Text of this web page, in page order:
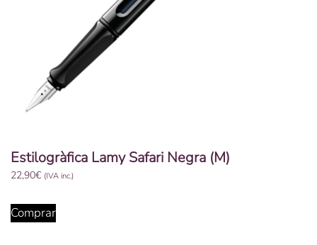
Estilogràfica Lamy Safari Negra (M)
22,90€ (IVA inc.)
Comprar